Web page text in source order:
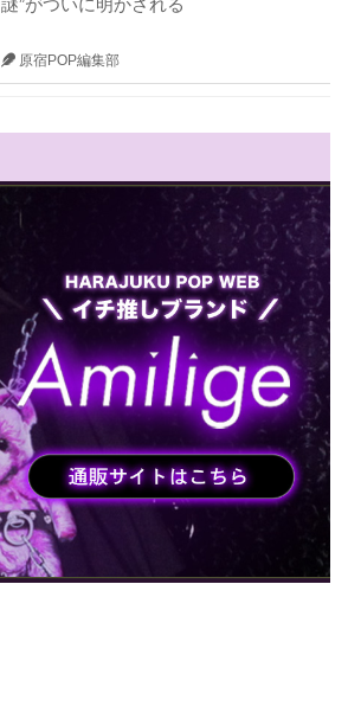
謎”がついに明かされる
原宿POP編集部
TV